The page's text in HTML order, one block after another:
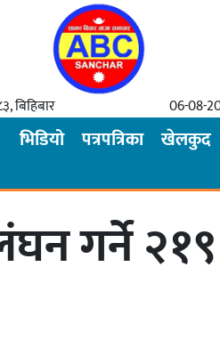
बिहिबार 06-08-
भिडियो पत्रपत्रिका खेलकुद
गर्ने